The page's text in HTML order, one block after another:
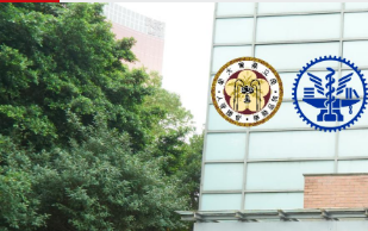
115年校本部大學榜單再創
7月27日 中學暑輔開始
8月3日 分科成績公布
🎉🎉🎉狂賀! 12望蘇同學榮